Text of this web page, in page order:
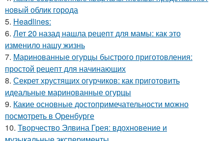
новый облик города
5. Headlines:
6. Лет 20 назад нашла рецепт для мамы: как это
изменило нашу жизнь
7. Маринованные огурцы быстрого приготовления:
простой рецепт для начинающих
8. Секрет хрустящих огурчиков: как приготовить
идеальные маринованные огурцы
9. Какие основные достопримечательности можно
посмотреть в Оренбурге
10. Творчество Элвина Грея: вдохновение и